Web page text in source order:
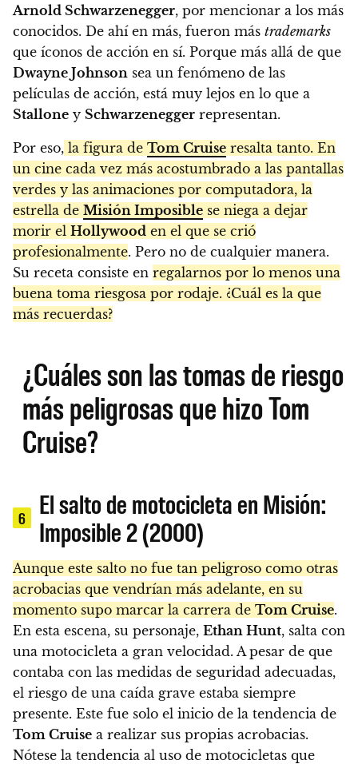
Arnold Schwarzenegger, por mencionar a los más
conocidos. De ahí en más, fueron más trademarks
que íconos de acción en sí. Porque más allá de que
Dwayne Johnson sea un fenómeno de las
películas de acción, está muy lejos en lo que a
Stallone y Schwarzenegger representan.
Por eso, la figura de Tom Cruise resalta tanto. En
un cine cada vez más acostumbrado a las pantallas
verdes y las animaciones por computadora, la
estrella de Misión Imposible se niega a dejar
morir el Hollywood en el que se crió
profesionalmente. Pero no de cualquier manera.
Su receta consiste en regalarnos por lo menos una
buena toma riesgosa por rodaje. ¿Cuál es la que
más recuerdas?
¿Cuáles son las tomas de riesgo
más peligrosas que hizo Tom
Cruise?
6
El salto de motocicleta en Misión:
Imposible 2 (2000)
Aunque este salto no fue tan peligroso como otras
acrobacias que vendrían más adelante, en su
momento supo marcar la carrera de Tom Cruise.
En esta escena, su personaje, Ethan Hunt, salta con
una motocicleta a gran velocidad. A pesar de que
contaba con las medidas de seguridad adecuadas,
el riesgo de una caída grave estaba siempre
presente. Este fue solo el inicio de la tendencia de
Tom Cruise a realizar sus propias acrobacias.
Nótese la tendencia al uso de motocicletas que